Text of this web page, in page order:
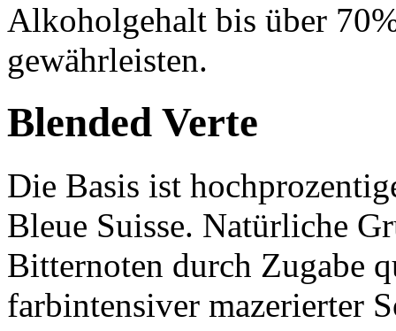
Alkoholgehalt bis über
gewährleisten.
Blended Verte
Die Basis ist
Bleue Suisse. Natürliche
Bitternoten durch Zugabe
farbintensiver mazerierter